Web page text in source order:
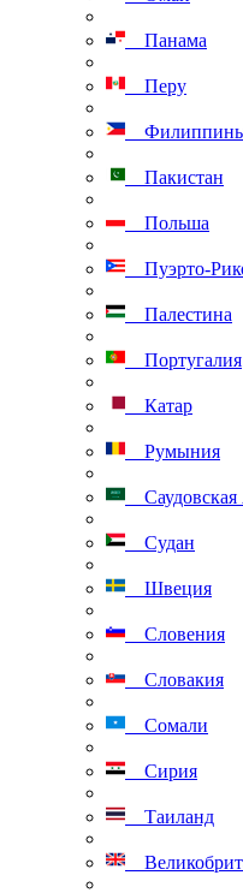
Панама
Перу
Пакистан
Польша
Пуэрто-
Палестина
Португалия
Катар
Румыния
Саудовская
Судан
Швеция
Словения
Словакия
Сомали
Сирия
Таиланд